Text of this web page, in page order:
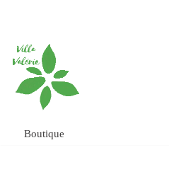
au
contenu
Boutique